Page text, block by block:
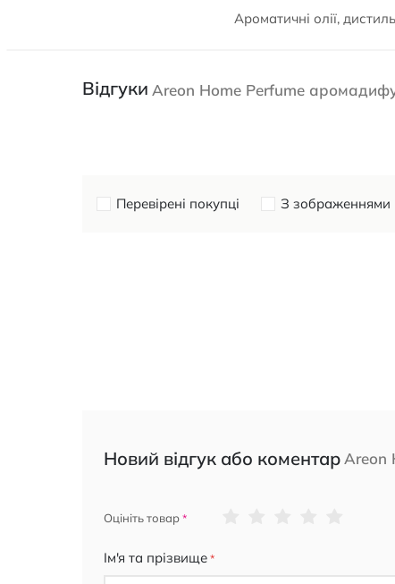
Ароматичні олії,
Відгуки Areon Home Perfume
Перевірені покупці З зображеннями
Новий відгук або коментар Areon
Оцініть товар
Ім'я та прізвище